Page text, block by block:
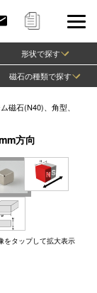
形状で探す
磁石の種類で探す
磁石(N40)、角型、
方向
をタップして拡大表示